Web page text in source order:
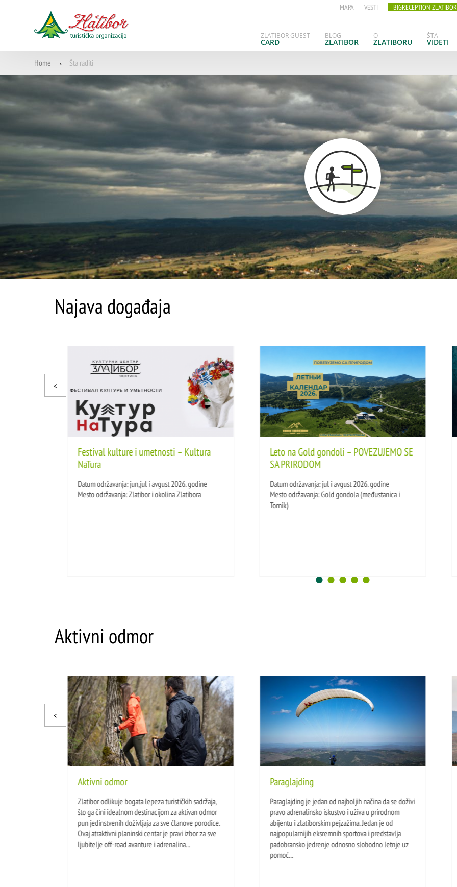
MAPA VESTI BIGRECEPTION ZLATIBOR
ZLATIBOR GUEST
CARD
BLOG
ZLATIBOR
O
ZLATIBORU
ŠTA
VIDETI
Home > Šta raditi
Najava događaja
Festival kulture i umetnosti – Kultura
NaTura
Datum održavanja: jun,jul i avgust 2026. godine
Mesto održavanja: Zlatibor i okolina Zlatibora
Leto na Gold gondoli – POVEZUJEMO SE
SA PRIRODOM
Datum održavanja: jul i avgust 2026. godine
Mesto održavanja: Gold gondola (međustanica i
Tornik)
Aktivni odmor
Aktivni odmor
Zlatibor odlikuje bogata lepeza turističkih sadržaja,
što ga čini idealnom destinacijom za aktivan odmor
pun jedinstvenih doživljaja za sve članove porodice.
Ovaj atraktivni planinski centar je pravi izbor za sve
ljubitelje off-road avanture i adrenalina...
Paraglajding
Paraglajding je jedan od najboljih načina da se doživi
pravo adrenalinsko iskustvo i uživa u prirodnom
abijentu i zlatiborskim pejzažima. Jedan je od
najpopularnijih eksremnih sportova i predstavlja
padobransko jedrenje odnosno slobodno letnje uz
pomoć...